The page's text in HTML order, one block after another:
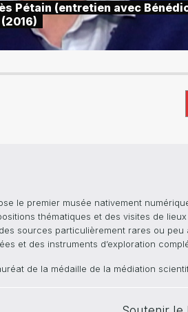
Pétain (entretien avec
le premier musée nativement
thématiques et des visites de
sources particulièrement rares ou
et des instruments d’exploration
de la médaille de la médiation